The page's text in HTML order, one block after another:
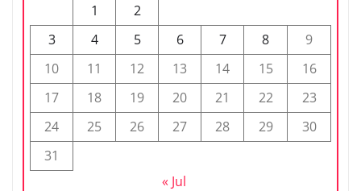
1
2
3
4 5 6 7 8
9
10
11 12 13 14 15
16
17
18 19 20 21 22
23
24
25 26 27 28 29
30
31
« Jul